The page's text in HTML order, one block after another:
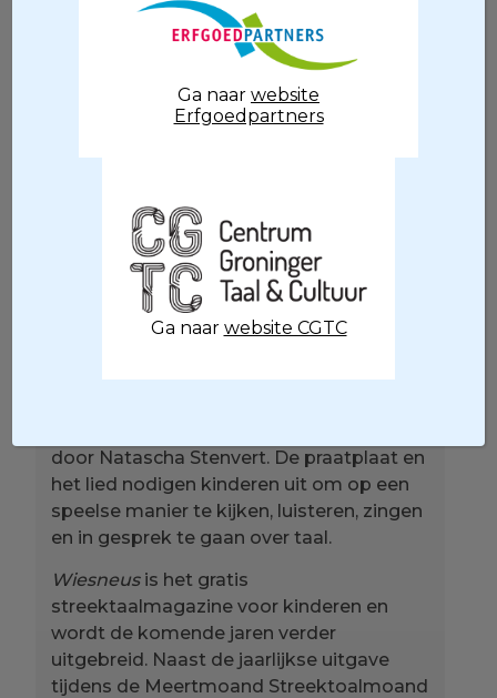
Groot zingt in het Gronings, Martijje in het
Foto: Pjotr Wiese
een nieuweWiesneus-uitgave voor
door Natascha Stenvert. De praatplaat en
het lied nodigen kinderen uit om op een
speelse manier te kijken, luisteren, zingen
en in gesprek te gaan over taal.
Wiesneusis het gratis
streektaalmagazine voor kinderen en
wordt de komende jaren verder
uitgebreid. Naast de jaarlijkse uitgave
tijdens de Meertmoand Streektoalmoand
Ga naar website
Erfgoedpartners
Ga naar website CGTC